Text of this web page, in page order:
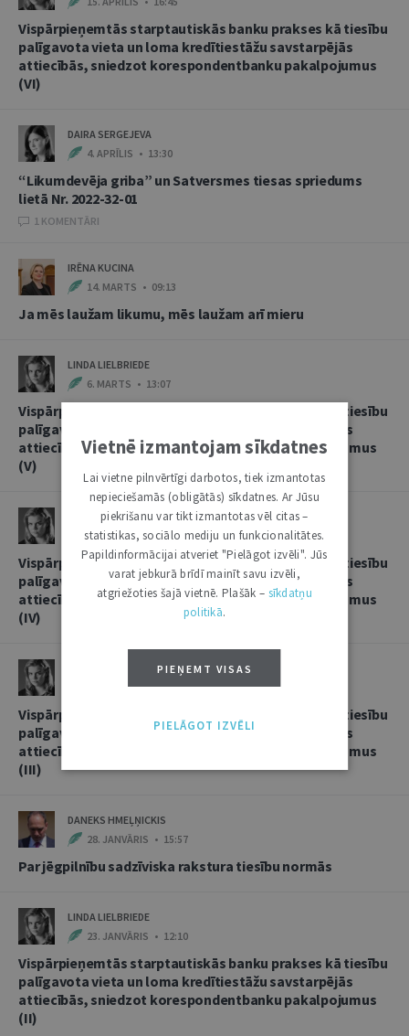
Vispārpieņemtās starptautiskās banku prakses kā tiesību
palīgavota vieta un loma kredītiestāžu savstarpējās
attiecībās, sniedzot korespondentbanku pakalpojumus
(VI)
DAIRA SERGEJEVA
4. APRĪLIS • 13:30
“Likumdevēja griba” un Satversmes tiesas spriedums
lietā Nr. 2022-32-01
1 KOMENTĀRI
IRĒNA KUCINA
14. MARTS • 09:13
Ja mēs laužam likumu, mēs laužam arī mieru
LINDA LIELBRIEDE
6. MARTS • 13:07
Vispārpieņemtās starptautiskās banku prakses kā tiesību
palīgavota vieta un loma kredītiestāžu savstarpējās
attiecībās, sniedzot korespondentbanku pakalpojumus
(V)
LINDA LIELBRIEDE
20. FEBRUĀRIS • 11:13
Vispārpieņemtās starptautiskās banku prakses kā tiesību
palīgavota vieta un loma kredītiestāžu savstarpējās
attiecībās, sniedzot korespondentbanku pakalpojumus
(IV)
4. FEBRUĀRIS • 17:53
Vispārpieņemtās starptautiskās banku prakses kā tiesību
palīgavota vieta un loma kredītiestāžu savstarpējās
attiecībās, sniedzot korespondentbanku pakalpojumus
(III)
DANEKS HMEĻŅICKIS
28. JANVĀRIS • 15:57
Par jēgpilnību sadzīviska rakstura tiesību normās
LINDA LIELBRIEDE
23. JANVĀRIS • 12:10
Vispārpieņemtās starptautiskās banku prakses kā tiesību
palīgavota vieta un loma kredītiestāžu savstarpējās
attiecībās, sniedzot korespondentbanku pakalpojumus
(II)
Vietnē izmantojam sīkdatnes
Lai vietne pilnvērtīgi darbotos, tiek izmantotas
nepieciešamās (obligātās) sīkdatnes. Ar Jūsu
piekrišanu var tikt izmantotas vēl citas –
statistikas, sociālo mediju un funkcionalitātes.
Papildinformācijai atveriet "Pielāgot izvēli". Jūs
varat jebkurā brīdī mainīt savu izvēli,
atgriežoties šajā vietnē. Plašāk – sīkdatņu
politikā.
PIEŅEMT VISAS
PIELĀGOT IZVĒLI